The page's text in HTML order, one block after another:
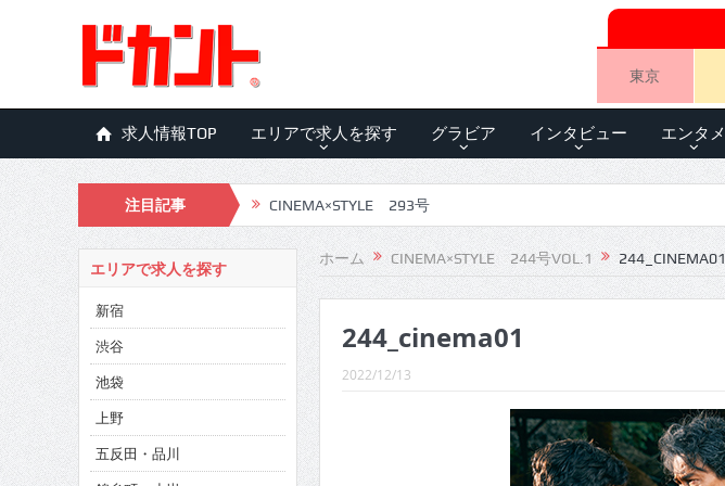
東京
求人情報TOP エリアで求人を探す グラビア インタビュー エンタメ
注目記事 CINEMA×STYLE 293号
CINEMA×STYLE 292号
CINEMA×STYLE 291号
CINEMA×STYLE 290号
CINEMA×STYLE 289号
CINEMA×STYLE 288号
ホーム CINEMA×STYLE 244号VOL.1 244_CINEMA01
244_cinema01
2022/12/13
エリアで求人を探す
新宿
渋谷
池袋
上野
五反田・品川